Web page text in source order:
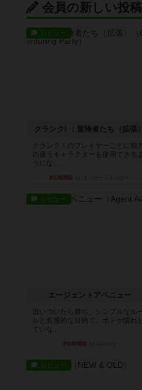
会員の新しい投稿
レビュー
クランク! ：冒険者たち（拡張）
クランク！のプレイヤーごとに能
の違うキャラクターを使用できるよ
うにな...
約1時間前
レビュー
エージェントアベニュー
追いついたら勝ち。シンプルなル
ルと直感的な目的で、ボドゲ慣れし
ていな...
約6時間前
レビュー